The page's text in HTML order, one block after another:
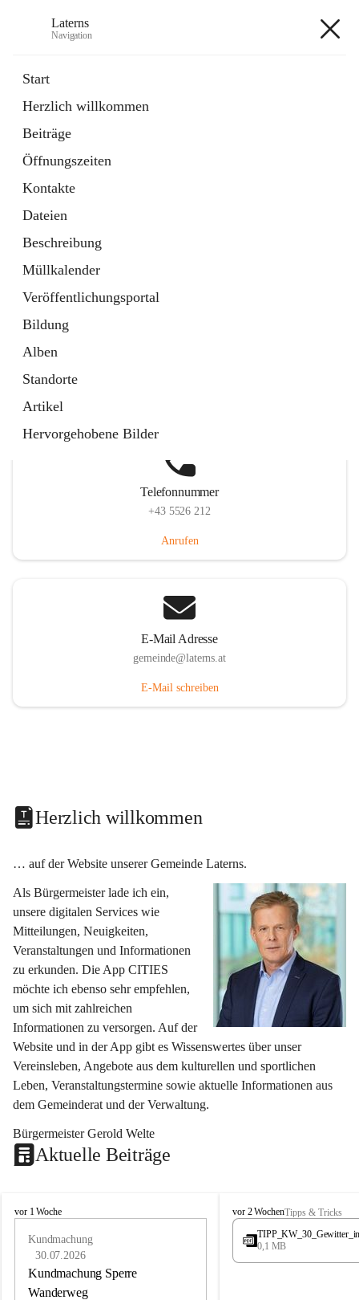
Laterns
Navigation
Start
Herzlich willkommen
Beiträge
Öffnungszeiten
Kontakte
Dateien
Beschreibung
Müllkalender
Veröffentlichungsportal
Bildung
Alben
Standorte
Artikel
Hervorgehobene Bilder
11 Schnellzugriffe
Soziales
1 Schnellzugriff
Telefonnummer
+43 5526 212
Anrufen
E-Mail Adresse
gemeinde@laterns.at
E-Mail schreiben
Herzlich willkommen
… auf der Website unserer Gemeinde Laterns.
Als Bürgermeister lade ich ein,
unsere digitalen Services wie
Mitteilungen, Neuigkeiten,
Veranstaltungen und Informationen
zu erkunden. Die App CITIES
möchte ich ebenso sehr empfehlen,
um sich mit zahlreichen
Informationen zu versorgen. Auf der
Website und in der App gibt es Wissenswertes über unser
Vereinsleben, Angebote aus dem kulturellen und sportlichen
Leben, Veranstaltungstermine sowie aktuelle Informationen aus
dem Gemeinderat und der Verwaltung.
Bürgermeister Gerold Welte
Aktuelle Beiträge
L
vor 1 Woche
Kundmachung
30.07.2026
Kundmachung Sperre
Wanderweg
L
a
e
vor 2 WochenTipps & Tricks
0,1 MB